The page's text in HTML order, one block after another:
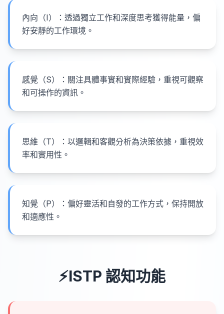
內向（I）：透過獨立工作和深度思考獲得能量，偏
好安靜的工作環境。
感覺（S）：關注具體事實和實際經驗，重視可觀察
和可操作的資訊。
思維（T）：以邏輯和客觀分析為決策依據，重視效
率和實用性。
知覺（P）：偏好靈活和自發的工作方式，保持開放
和適應性。
⚡ISTP 認知功能